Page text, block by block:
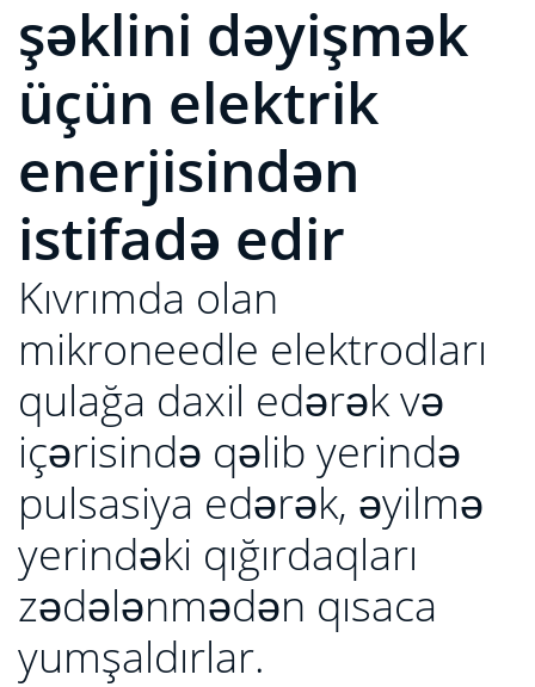
şəklini dəyişmək
üçün elektrik
enerjisindən
istifadə edir
Kıvrımda olan
mikroneedle elektrodları
qulağa daxil edərək və
içərisində qəlib yerində
pulsasiya edərək, əyilmə
yerindəki qığırdaqları
zədələnmədən qısaca
yumşaldırlar.